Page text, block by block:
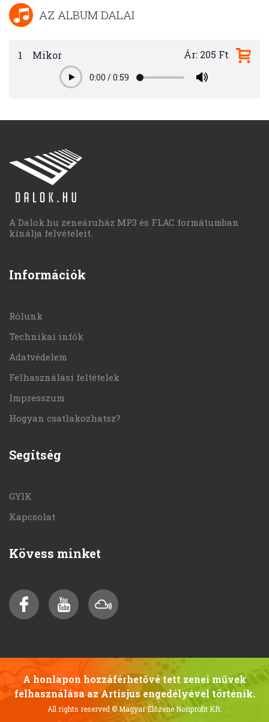
AZ ALBUM DALAI
1 Mikor
Play0:00 /0:59
Ár: 205 Ft
A Dalok.hu zeneáruház MP3 és FLAC formátumban
kínálja felvételeit.
Információk
Rólunk
Technikai infók
Adatvédelem
Felhasználási feltételek
Impresszum
Hogyan csatlakozhatsz?
Segítség
GYIK
Kapcsolat
Kövess minket
A honlapon hozzáférhetővé tett zenei művek
felhasználása az Artisjus engedélyével történik.
All rights reserved© Magyar Élőzene Nonprofit Kft.